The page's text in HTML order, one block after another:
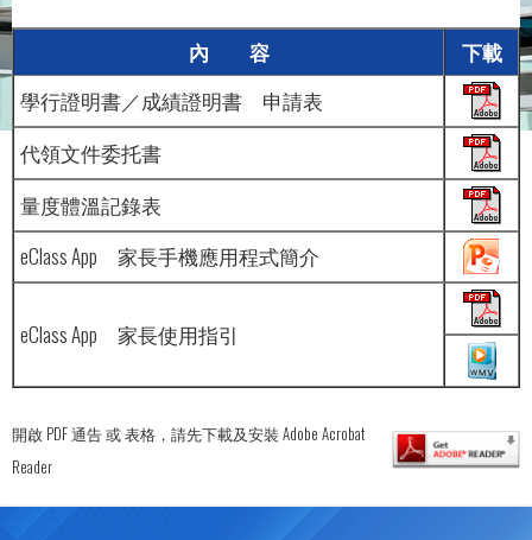
內 容
下載
學行證明書／成績證明書 申請表
代領文件委托書
量度體溫記錄表
eClass App 家長手機應用程式簡介
eClass App 家長使用指引
開啟 PDF 通告 或 表格，請先下載及安裝 Adobe Acrobat
Reader